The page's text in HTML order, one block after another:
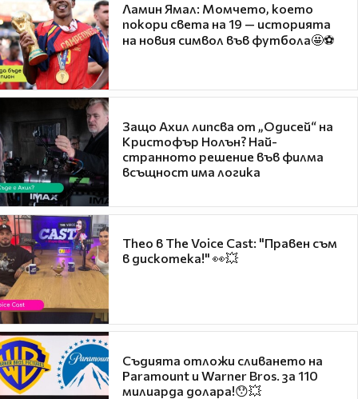
Ламин Ямал: Момчето, което
покори света на 19 — историята
на новия символ във футбола🤩⚽
Защо Ахил липсва от „Одисей“ на
Кристофър Нолън? Най-
странното решение във филма
всъщност има логика
Theo в The Voice Cast: "Правен съм
в дискотека!" 👀💥
Съдията отложи сливането на
Paramount и Warner Bros. за 110
милиарда долара!😯💥